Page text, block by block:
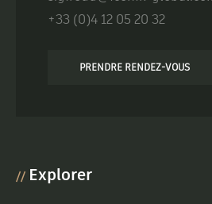
+33 (0)4 12 05 20 32
PRENDRE RENDEZ-VOUS
// Explorer